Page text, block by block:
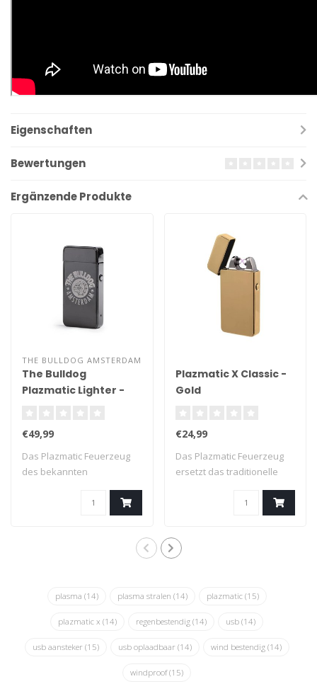
Eigenschaften
Bewertungen
Ergänzende Produkte
THE BULLDOG AMSTERDAM
The Bulldog
Plazmatic Lighter -
€49,99
Das Plazmatic Feuerzeug
des bekannten
Amsterdamer Coffeeshop..
Plazmatic X Classic -
Gold
€24,99
Das Plazmatic Feuerzeug
ersetzt das traditionelle
plasma (14) plasma stralen (14) plazmatic (15)
plazmatic x (14) regenbestendig (14) usb (14)
usb aansteker (15) usb oplaadbaar (14) wind bestendig (14)
windproof(15)